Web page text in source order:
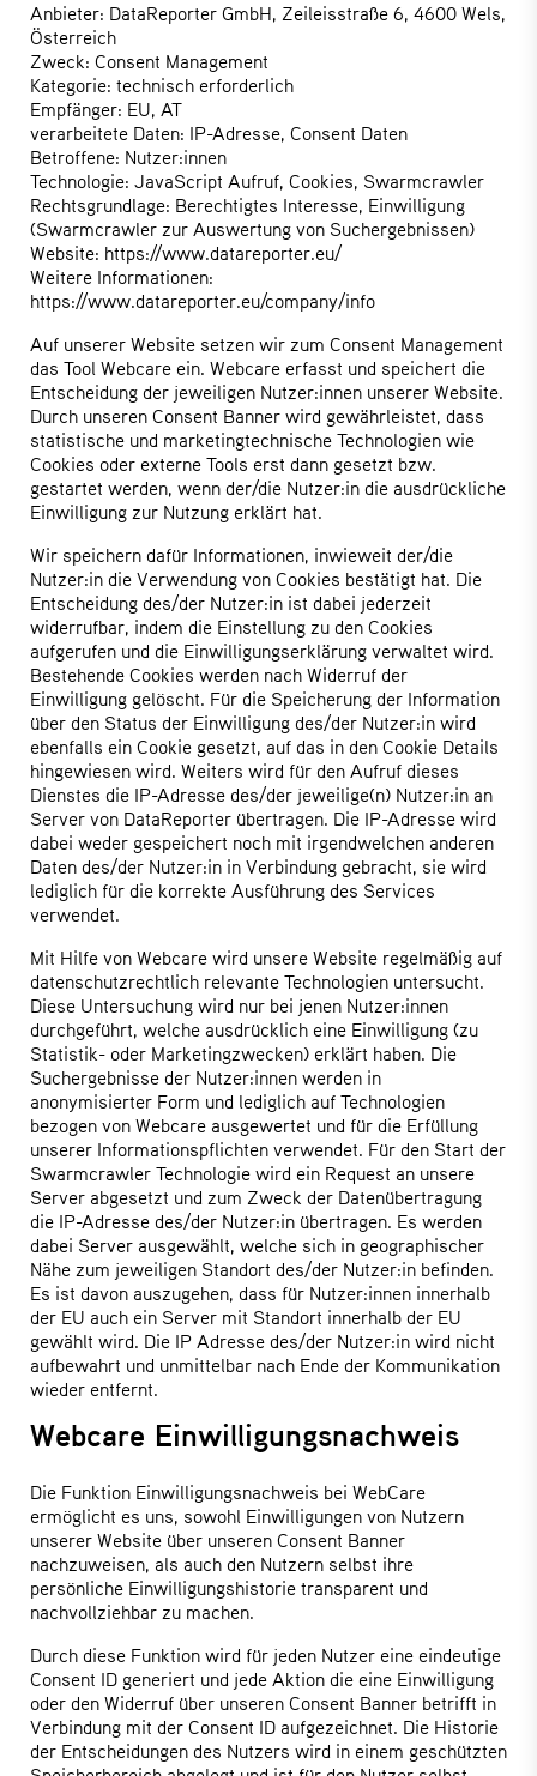
Anbieter: DataReporter GmbH, Zeileisstraße 6, 4600 Wels,
Österreich
Zweck: Consent Management
Kategorie: technisch erforderlich
Empfänger: EU, AT
verarbeitete Daten: IP-Adresse, Consent Daten
Betroffene: Nutzer:innen
Technologie: JavaScript Aufruf, Cookies, Swarmcrawler
Rechtsgrundlage: Berechtigtes Interesse, Einwilligung
(Swarmcrawler zur Auswertung von Suchergebnissen)
Website: https://www.datareporter.eu/
Weitere Informationen:
https://www.datareporter.eu/company/info
Auf unserer Website setzen wir zum Consent Management
das Tool Webcare ein. Webcare erfasst und speichert die
Entscheidung der jeweiligen Nutzer:innen unserer Website.
Durch unseren Consent Banner wird gewährleistet, dass
statistische und marketingtechnische Technologien wie
Cookies oder externe Tools erst dann gesetzt bzw.
gestartet werden, wenn der/die Nutzer:in die ausdrückliche
Einwilligung zur Nutzung erklärt hat.
Wir speichern dafür Informationen, inwieweit der/die
Nutzer:in die Verwendung von Cookies bestätigt hat. Die
Entscheidung des/der Nutzer:in ist dabei jederzeit
widerrufbar, indem die Einstellung zu den Cookies
aufgerufen und die Einwilligungserklärung verwaltet wird.
Bestehende Cookies werden nach Widerruf der
Einwilligung gelöscht. Für die Speicherung der Information
über den Status der Einwilligung des/der Nutzer:in wird
ebenfalls ein Cookie gesetzt, auf das in den Cookie Details
hingewiesen wird. Weiters wird für den Aufruf dieses
Dienstes die IP-Adresse des/der jeweilige(n) Nutzer:in an
Server von DataReporter übertragen. Die IP-Adresse wird
dabei weder gespeichert noch mit irgendwelchen anderen
Daten des/der Nutzer:in in Verbindung gebracht, sie wird
lediglich für die korrekte Ausführung des Services
verwendet.
Mit Hilfe von Webcare wird unsere Website regelmäßig auf
datenschutzrechtlich relevante Technologien untersucht.
Diese Untersuchung wird nur bei jenen Nutzer:innen
durchgeführt, welche ausdrücklich eine Einwilligung (zu
Statistik- oder Marketingzwecken) erklärt haben. Die
Suchergebnisse der Nutzer:innen werden in
anonymisierter Form und lediglich auf Technologien
bezogen von Webcare ausgewertet und für die Erfüllung
unserer Informationspflichten verwendet. Für den Start der
Swarmcrawler Technologie wird ein Request an unsere
Server abgesetzt und zum Zweck der Datenübertragung
die IP-Adresse des/der Nutzer:in übertragen. Es werden
dabei Server ausgewählt, welche sich in geographischer
Nähe zum jeweiligen Standort des/der Nutzer:in befinden.
Es ist davon auszugehen, dass für Nutzer:innen innerhalb
der EU auch ein Server mit Standort innerhalb der EU
gewählt wird. Die IP Adresse des/der Nutzer:in wird nicht
aufbewahrt und unmittelbar nach Ende der Kommunikation
wieder entfernt.
Webcare Einwilligungsnachweis
Die Funktion Einwilligungsnachweis bei WebCare
ermöglicht es uns, sowohl Einwilligungen von Nutzern
unserer Website über unseren Consent Banner
nachzuweisen, als auch den Nutzern selbst ihre
persönliche Einwilligungshistorie transparent und
nachvollziehbar zu machen.
Durch diese Funktion wird für jeden Nutzer eine eindeutige
Consent ID generiert und jede Aktion die eine Einwilligung
oder den Widerruf über unseren Consent Banner betrifft in
Verbindung mit der Consent ID aufgezeichnet. Die Historie
der Entscheidungen des Nutzers wird in einem geschützten